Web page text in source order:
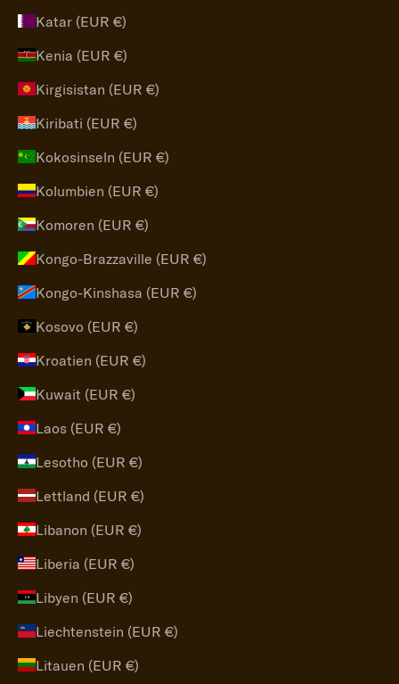
Katar (EUR €)
Kenia (EUR €)
Kirgisistan (EUR €)
Kiribati (EUR €)
Kokosinseln (EUR €)
Kolumbien (EUR €)
Komoren (EUR €)
Kongo-Brazzaville (EUR €)
Kongo-Kinshasa (EUR €)
Kosovo (EUR €)
Kroatien (EUR €)
Kuwait (EUR €)
Laos (EUR €)
Lesotho (EUR €)
Lettland (EUR €)
Libanon (EUR €)
Liberia (EUR €)
Libyen (EUR €)
Liechtenstein (EUR €)
Litauen (EUR €)